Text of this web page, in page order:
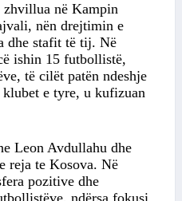
zhvillua në Kampin
nën drejtimin e
dhe stafit të tij. Në
ishin 15 futbollistë,
të cilët patën ndeshje
klubet e tyre, u kufizuan
Leon Avdullahu dhe
reja te Kosova. Në
pozitive dhe